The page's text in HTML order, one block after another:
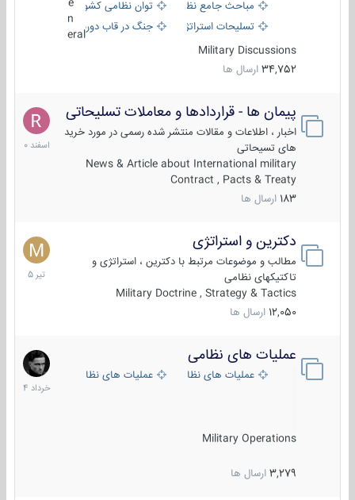
مباحث جامع نظامی
توان نظامی کشورها
تسلیحات استراتژیک
جنگ در قاب دوربین
e
n
eral
Military Discussions
34,752 ارسال ها
پیمان ها - قراردادها و معاملات تسلیحاتی
اخبار ، اطلاعات و مقالات منتشر شده رسمی در مورد خرید
های تسیحاتی
News & Article about International military
Contract , Pacts & Treaty
183 ارسال ها
7
اسفند
دکترین و استراتژی
مطالب و موضوعات مرتبط با دکترین ، استراتژی و
تاکتیکهای نظامی
Military Doctrine , Strategy & Tactics
12,050 ارسال ها
27
تیر
عملیات های نظامی
عملیات های نظامی ایرانعملیات های نظامی خارجی
Military Operations
3,279 ارسال ها
5
خرداد
1404